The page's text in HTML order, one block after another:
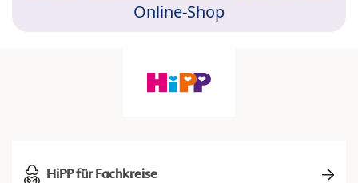
Online-Shop
HiPP für Fachkreise